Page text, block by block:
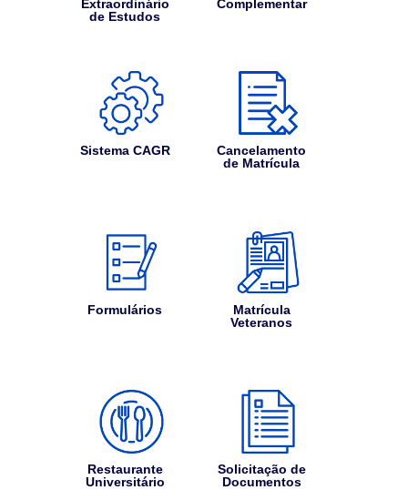
Extraordinário
de Estudos
Complementar
Sistema CAGR
Cancelamento
de Matrícula
Formulários
Matrícula
Veteranos
Restaurante
Universitário
Solicitação de
Documentos